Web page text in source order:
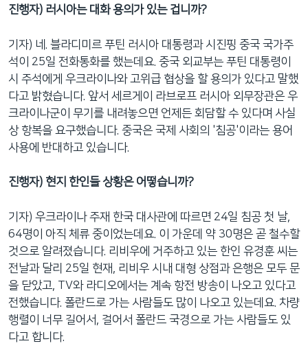
진행자) 러시아는 대화 용의가 있는 겁니까?
기자) 네. 블라디미르 푸틴 러시아 대통령과 시진핑 중국 국가주
석이 25일 전화통화를 했는데요. 중국 외교부는 푸틴 대통령이
시 주석에게 우크라이나와 고위급 협상을 할 용의가 있다고 말했
다고 밝혔습니다. 앞서 세르게이 라브로프 러시아 외무장관은 우
크라이나군이 무기를 내려놓으면 언제든 회담할 수 있다며 사실
상 항복을 요구했습니다. 중국은 국제 사회의 '침공'이라는 용어
사용에 반대하고 있습니다.
진행자) 현지 한인들 상황은 어떻습니까?
기자) 우크라이나 주재 한국 대사관에 따르면 24일 침공 첫 날,
64명이 아직 체류 중이었는데요. 이 가운데 약 30명은 곧 철수할
것으로 알려졌습니다. 리비우에 거주하고 있는 한인 유경훈 씨는
전날과 달리 25일 현재, 리비우 시내 대형 상점과 은행은 모두 문
을 닫았고, TV와 라디오에서는 계속 항전 방송이 나오고 있다고
전했습니다. 폴란드로 가는 사람들도 많이 나오고 있는데요. 차량
행렬이 너무 길어서, 걸어서 폴란드 국경으로 가는 사람들도 있
다고 합니다.